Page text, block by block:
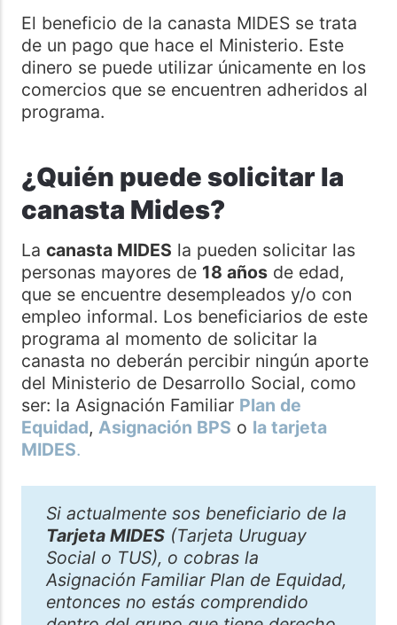
El beneficio de la canasta MIDES se trata
de un pago que hace el Ministerio. Este
dinero se puede utilizar únicamente en los
comercios que se encuentren adheridos al
programa.
¿Quién puede solicitar la
canasta Mides?
La canasta MIDES la pueden solicitar las
personas mayores de 18 añosde edad,
que se encuentre desempleados y/o con
empleo informal. Los beneficiarios de este
programa al momento de solicitar la
canasta no deberán percibir ningún aporte
del Ministerio de Desarrollo Social, como
ser: la Asignación Familiar Plan de
Equidad, Asignación BPS o la tarjeta
MIDES.
Si actualmente sos beneficiario de la
Tarjeta MIDES (Tarjeta Uruguay
Social o TUS), o cobras la
Asignación Familiar Plan de Equidad,
entonces no estás comprendido